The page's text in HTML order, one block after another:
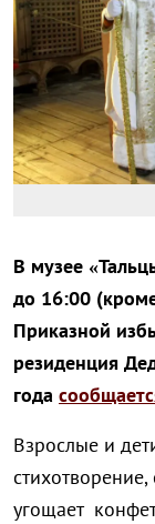
В музее
до 16:00
Приказной
резиденция
года
Взрослые и
стихотворение,
угощает